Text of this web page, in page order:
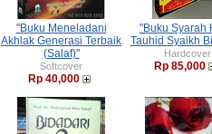
"Buku Meneladani
Akhlak Generasi Terbaik
(Salaf)"
Softcover
Rp 40,000
"Buku Syarah
Tauhid Syaikh
Hardcover
Rp 85,000